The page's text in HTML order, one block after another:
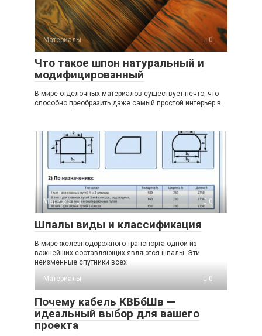
Материалы 0
Что такое шпон натуральный и
модифицированный
В мире отделочных материалов существует нечто, что
способно преобразить даже самый простой интерьер в
Материалы 0
Шпалы виды и классификация
В мире железнодорожного транспорта одной из
важнейших составляющих являются шпалы. Эти
неизменные спутники всех
Материалы
0
Почему кабель КВБбШв —
идеальный выбор для вашего
проекта